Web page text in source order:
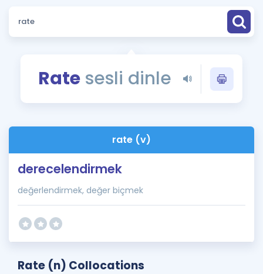
Sözlük
Blog
İngilizce Gramer
Ratesesli dinle
rate (v)
derecelendirmek
değerlendirmek, değer biçmek
Rate (n) Collocations